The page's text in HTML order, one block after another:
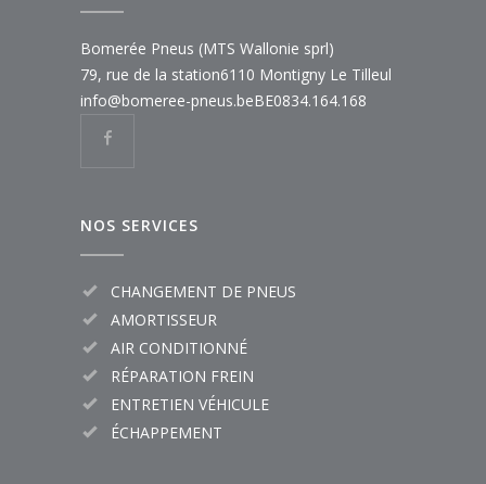
Bomerée Pneus (MTS Wallonie sprl)
79, rue de la station6110 Montigny Le Tilleul
info@bomeree-pneus.beBE0834.164.168
NOS SERVICES
CHANGEMENT DE PNEUS
AMORTISSEUR
AIR CONDITIONNÉ
RÉPARATION FREIN
ENTRETIEN VÉHICULE
ÉCHAPPEMENT